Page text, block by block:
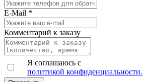
E-Mail *
Комментарий к заказу
Я соглашаюсь с
политикой конфиденциальности.